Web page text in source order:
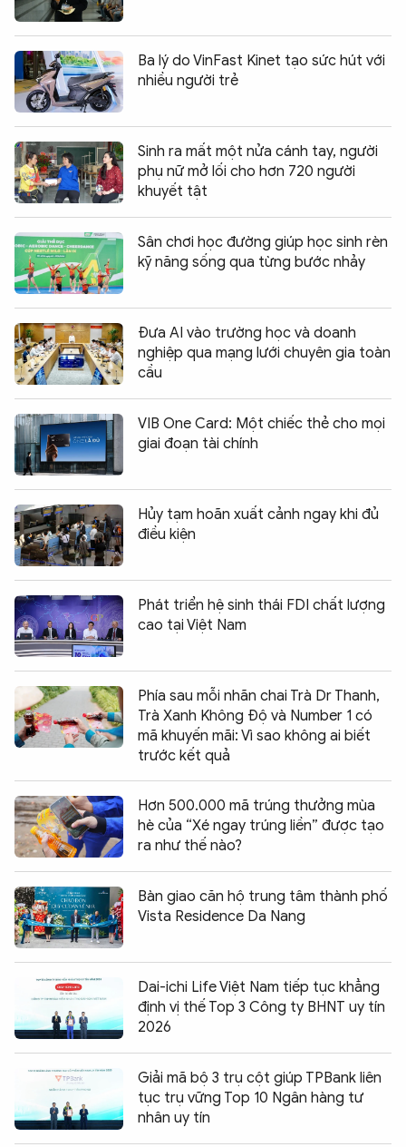
Ba lý do VinFast Kinet tạo sức hút với
nhiều người trẻ
Sinh ra mất một nửa cánh tay, người
phụ nữ mở lối cho hơn 720 người
khuyết tật
Sân chơi học đường giúp học sinh rèn
kỹ năng sống qua từng bước nhảy
Đưa AI vào trường học và doanh
nghiệp qua mạng lưới chuyên gia toàn
cầu
VIB One Card: Một chiếc thẻ cho mọi
giai đoạn tài chính
Hủy tạm hoãn xuất cảnh ngay khi đủ
điều kiện
Phát triển hệ sinh thái FDI chất lượng
cao tại Việt Nam
Phía sau mỗi nhãn chai Trà Dr Thanh,
Trà Xanh Không Độ và Number 1 có
mã khuyến mãi: Vì sao không ai biết
trước kết quả
Hơn 500.000 mã trúng thưởng mùa
hè của “Xé ngay trúng liền” được tạo
ra như thế nào?
Bàn giao căn hộ trung tâm thành phố
Vista Residence Da Nang
Dai-ichi Life Việt Nam tiếp tục khẳng
định vị thế Top 3 Công ty BHNT uy tín
2026
Giải mã bộ 3 trụ cột giúp TPBank liên
tục trụ vững Top 10 Ngân hàng tư
nhân uy tín